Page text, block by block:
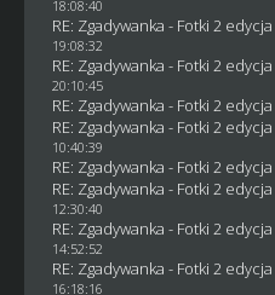
18:08:40
RE: Zgadywanka - Fotki 2 edycja
19:08:32
RE: Zgadywanka - Fotki 2 edycja
20:10:45
RE: Zgadywanka - Fotki 2 edycja
RE: Zgadywanka - Fotki 2 edycja
10:40:39
RE: Zgadywanka - Fotki 2 edycja
RE: Zgadywanka - Fotki 2 edycja
12:30:40
RE: Zgadywanka - Fotki 2 edycja
14:52:52
RE: Zgadywanka - Fotki 2 edycja
16:18:16